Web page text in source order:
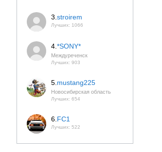
3. stroirem
Лучших: 1066
4. *SONY*
Междуреченск
Лучших: 903
5. mustang225
Новосибирская область
Лучших: 654
6. FC1
Лучших: 522